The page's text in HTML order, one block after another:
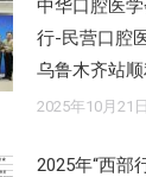
中华口腔医
行-民营口腔
乌鲁木齐站
2025年10月21日
2025年“西